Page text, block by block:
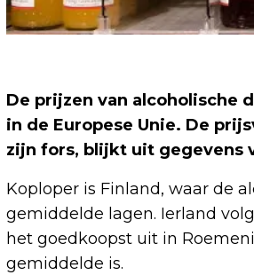
De prijzen van alcoholische
in de Europese Unie. De
zijn fors, blijkt uit gegevens
Koploper is Finland, waar de
gemiddelde lagen. Ierland
het goedkoopst uit in
gemiddelde is.